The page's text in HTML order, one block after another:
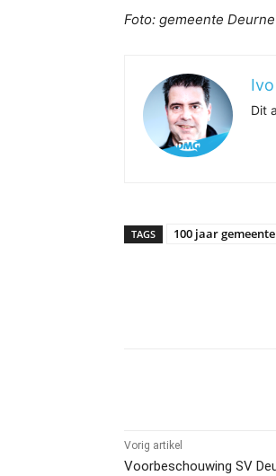
Foto: gemeente Deurne
Dit
TAGS 100 jaar
Vorig artikel
Voorbeschouwing SV